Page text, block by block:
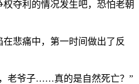
夺利的情况发生吧，恐怕老朝
悲痛中，第一时间做出了反
老爷子……真的是自然死亡？”